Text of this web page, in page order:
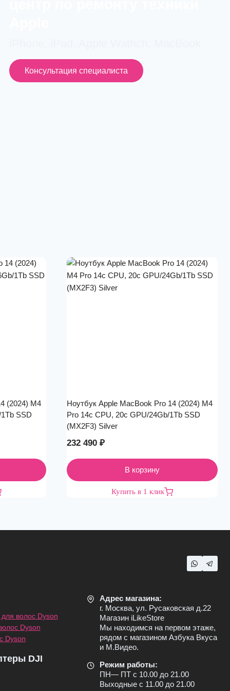
Консультация специалиста
(2024) M4
SSD
Ноутбук Apple MacBook Pro 14 (2024) M4
Pro 14c CPU, 20c GPU/24Gb/1Tb SSD
(MX2F3) Silver
232 490 ₽
В корзину
Купить в 1 клик
волос Dyson
Dyson
Dyson
DJI
Адрес магазина:
г. Москва, ул. Русаковская д.22
Магазин iLikeStore
Мы находимся на первом этаже,
рядом с магазином Азбука Вкуса
и М.Видео.
Режим работы:
ПН— ПТ с 10.00 до 21.00
Выходные с 11.00 до 21.00